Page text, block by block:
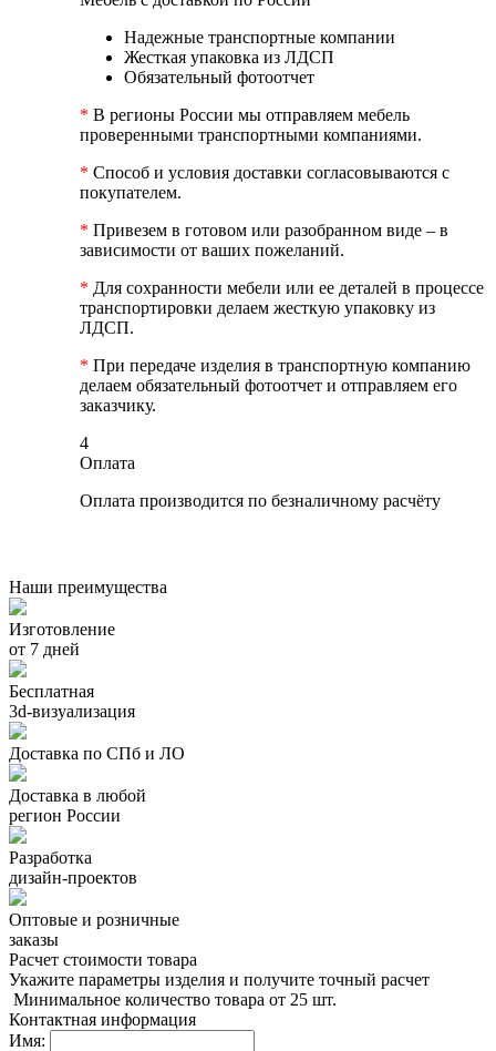
Надежные транспортные компании
Жесткая упаковка из ЛДСП
Обязательный фотоотчет
* В регионы России мы отправляем мебель
проверенными транспортными компаниями.
* Способ и условия доставки согласовываются с
покупателем.
* Привезем в готовом или разобранном виде – в
зависимости от ваших пожеланий.
* Для сохранности мебели или ее деталей в процессе
транспортировки делаем жесткую упаковку из
ЛДСП.
* При передаче изделия в транспортную компанию
делаем обязательный фотоотчет и отправляем его
заказчику.
4
Оплата
Оплата производится по безналичному расчёту
Наши преимущества
Изготовление
от 7 дней
Бесплатная
3d-визуализация
Доставка по СПб и ЛО
Доставка в любой
регион России
Разработка
дизайн-проектов
Оптовые и розничные
заказы
Расчет стоимости товара
Укажите параметры изделия и получите точный расчет
Минимальное количество товара от 25 шт.
Контактная информация
Имя: